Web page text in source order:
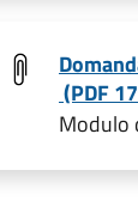
(PDF
Modulo